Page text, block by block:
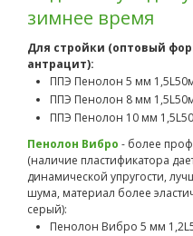
зимнее время
Для стройки (оптовый
антрацит):
ППЭ Пенолон 5 мм
ППЭ Пенолон 8 мм
ППЭ Пенолон 10 мм
Пенолон Вибро - более
(наличие пластификатора
динамической упругости,
шума, материал более
серый):
Пенолон Вибро 5 мм